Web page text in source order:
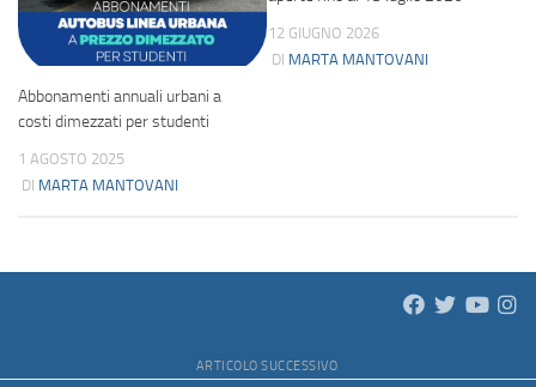
Abbonamenti annuali urbani a
costi dimezzati per studenti
1 AGOSTO 2025
DI MARTA MANTOVANI
12 GIUGNO 2026
DI MARTA MANTOVANI
ARTICOLO SUCCESSIVO